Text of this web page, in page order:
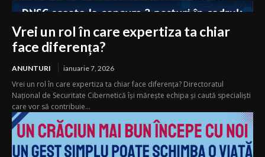
Vrei un rol în care expertiza ta chiar
face diferența?
ANUNTURI ianuarie 7, 2026
Vrei un rol în care expertiza ta chiar face diferența? Directoratul
Național de Securitate Cibernetică își mărește echipa și caută specialiști
care vor să contribuie...